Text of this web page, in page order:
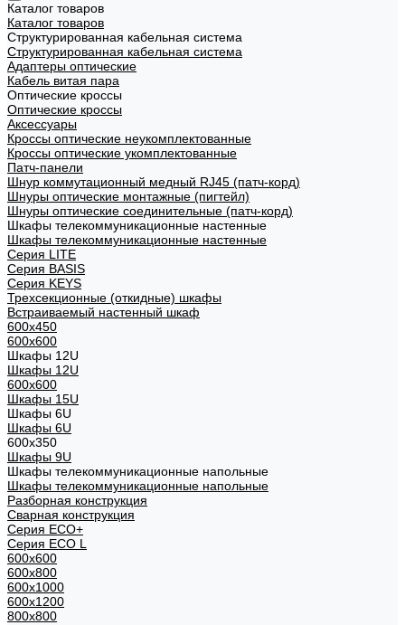
Каталог товаров
Каталог товаров
Структурированная кабельная система
Структурированная кабельная система
Адаптеры оптические
Кабель витая пара
Оптические кроссы
Оптические кроссы
Аксессуары
Кроссы оптические неукомплектованные
Кроссы оптические укомплектованные
Патч-панели
Шнур коммутационный медный RJ45 (патч-корд)
Шнуры оптические монтажные (пигтейл)
Шнуры оптические соединительные (патч-корд)
Шкафы телекоммуникационные настенные
Шкафы телекоммуникационные настенные
Cерия LITE
Cерия BASIS
Cерия KEYS
Трехсекционные (откидные) шкафы
Встраиваемый настенный шкаф
600x450
600x600
Шкафы 12U
Шкафы 12U
600x600
Шкафы 15U
Шкафы 6U
Шкафы 6U
600x350
Шкафы 9U
Шкафы телекоммуникационные напольные
Шкафы телекоммуникационные напольные
Разборная конструкция
Сварная конструкция
Серия ECO+
Серия ECO L
600x600
600x800
600х1000
600х1200
800x800